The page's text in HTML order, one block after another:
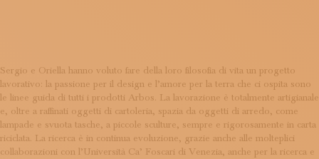
NEWS
INTERVISTE
ITINERARI
ISCRIVITI
LOGIN
Sergio e Oriella hanno voluto fare della loro filosofia di vita un progetto
lavorativo: la passione per il design e l’amore per la terra che ci ospita sono
le linee guida di tutti i prodotti Arbos. La lavorazione è totalmente artigianale
e, oltre a raffinati oggetti di cartoleria, spazia da oggetti di arredo, come
lampade e svuota tasche, a piccole sculture, sempre e rigorosamente in carta
riciclata. La ricerca è in continua evoluzione, grazie anche alle molteplici
collaborazioni con l’Università Ca’ Foscari di Venezia, anche per la ricerca e